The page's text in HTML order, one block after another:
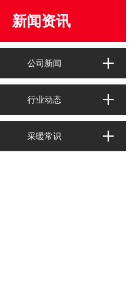
新闻资讯
公司新闻
行业动态
采暖常识